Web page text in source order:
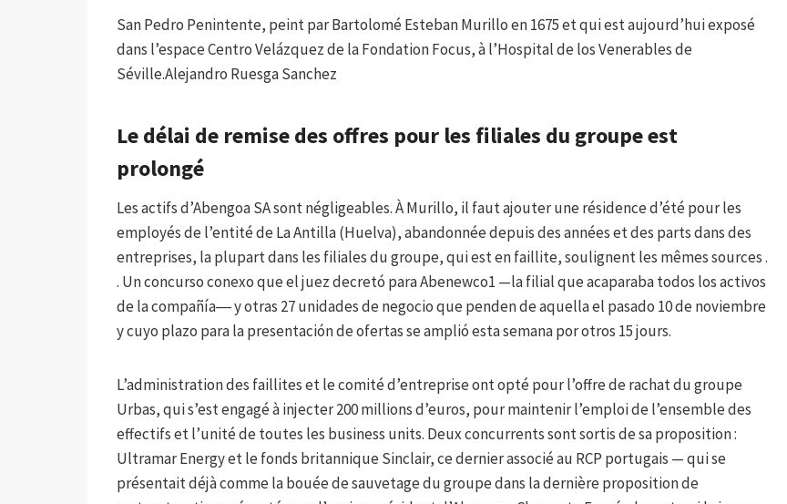
San Pedro Penintente, peint par Bartolomé Esteban Murillo en 1675 et qui est aujourd’hui exposé
dans l’espace Centro Velázquez de la Fondation Focus, à l’Hospital de los Venerables de
Séville.Alejandro Ruesga Sanchez
Le délai de remise des offres pour les filiales du groupe est
prolongé
Les actifs d’Abengoa SA sont négligeables. À Murillo, il faut ajouter une résidence d’été pour les
employés de l’entité de La Antilla (Huelva), abandonnée depuis des années et des parts dans des
entreprises, la plupart dans les filiales du groupe, qui est en faillite, soulignent les mêmes sources .
. Un concurso conexo que el juez decretó para Abenewco1 —la filial que acaparaba todos los activos
de la compañía― y otras 27 unidades de negocio que penden de aquella el pasado 10 de noviembre
y cuyo plazo para la presentación de ofertas se amplió esta semana por otros 15 jours.
L’administration des faillites et le comité d’entreprise ont opté pour l’offre de rachat du groupe
Urbas, qui s’est engagé à injecter 200 millions d’euros, pour maintenir l’emploi de l’ensemble des
effectifs et l’unité de toutes les business units. Deux concurrents sont sortis de sa proposition :
Ultramar Energy et le fonds britannique Sinclair, ce dernier associé au RCP portugais — qui se
présentait déjà comme la bouée de sauvetage du groupe dans la dernière proposition de